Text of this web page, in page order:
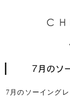
7月のソ
7月のソーイング